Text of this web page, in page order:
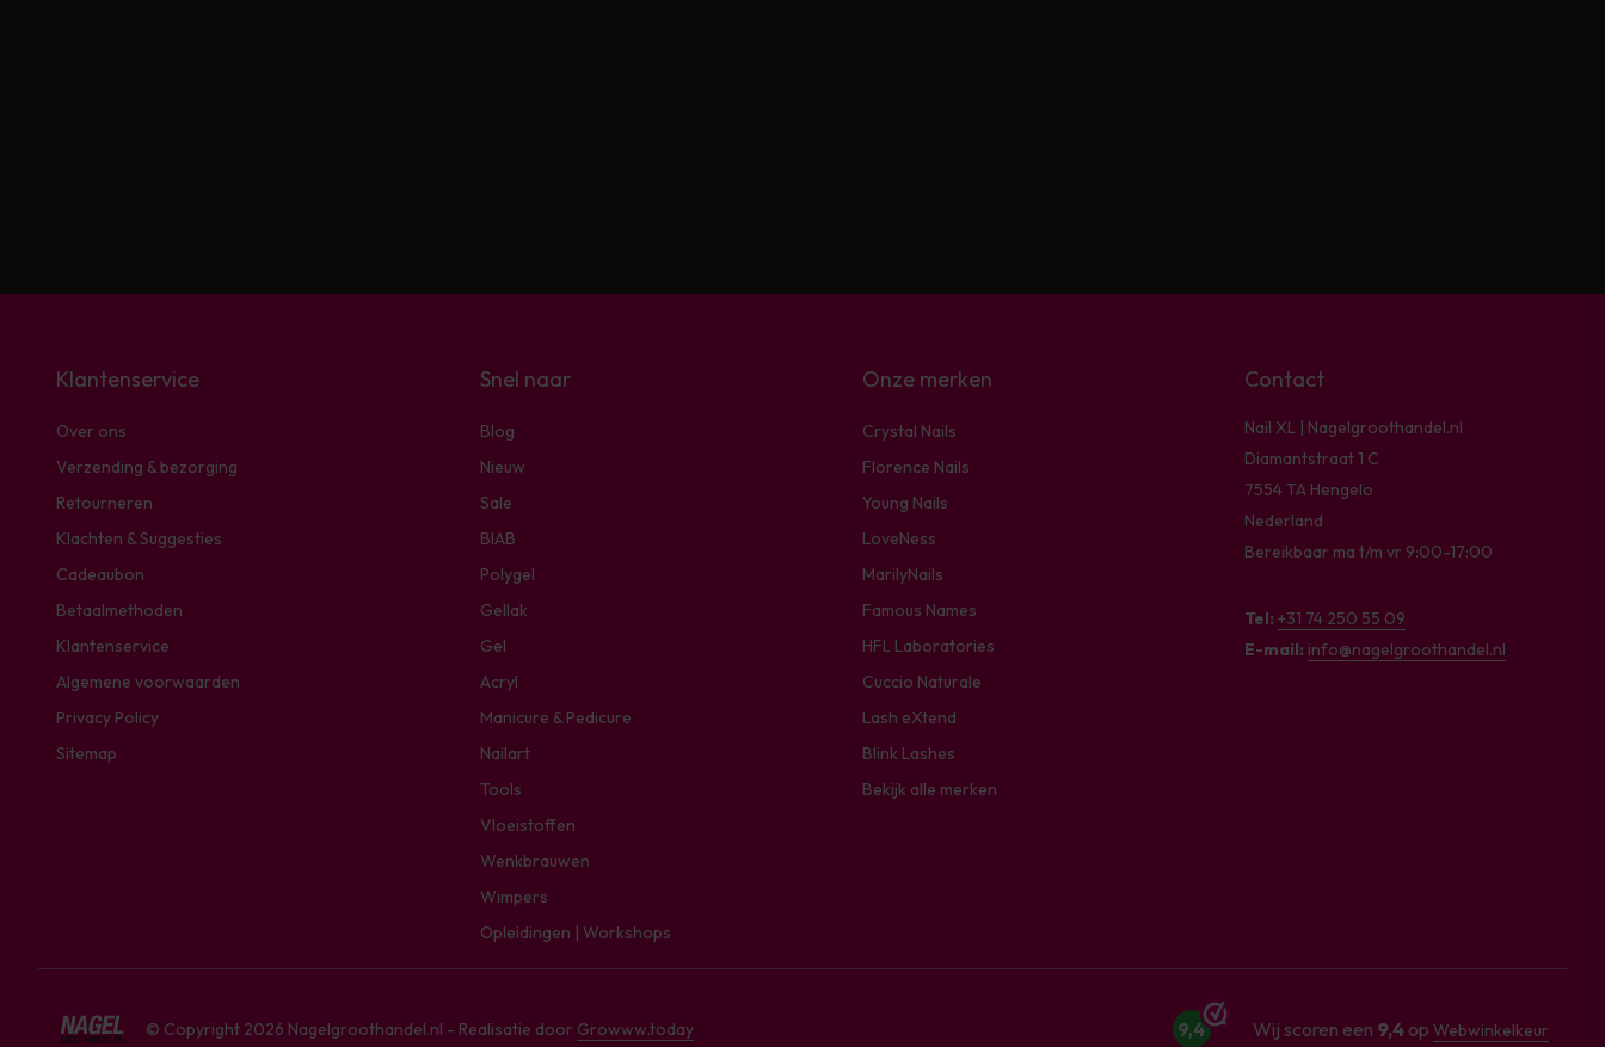
Klantenservice
Over ons
Verzending & bezorging
Retourneren
Klachten & Suggesties
Cadeaubon
Betaalmethoden
Klantenservice
Algemene voorwaarden
Privacy Policy
Sitemap
Snel naar
Blog
Nieuw
Sale
BIAB
Polygel
Gellak
Gel
Acryl
Manicure & Pedicure
Nailart
Tools
Vloeistoffen
Wenkbrauwen
Wimpers
Opleidingen | Workshops
Onze merken
Crystal Nails
Florence Nails
Young Nails
LoveNess
MarilyNails
Famous Names
HFL Laboratories
Cuccio Naturale
Lash eXtend
Blink Lashes
Bekijk alle merken
Contact
Nail XL | Nagelgroothandel.nl
Diamantstraat 1 C
7554 TA Hengelo
Nederland
Bereikbaar ma t/m vr 9:00-17:00
Tel: +31 74 250 55 09
E-mail: info@nagelgroothandel.nl
© Copyright 2026 Nagelgroothandel.nl - Realisatie door Growww.today 9,4 Wij scoren een 9,4op Webwinkelkeur